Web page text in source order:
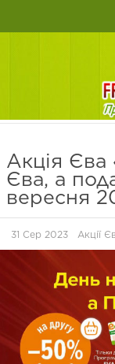
Акція
Єва, а
вересня
31 Сер 2023 Акції